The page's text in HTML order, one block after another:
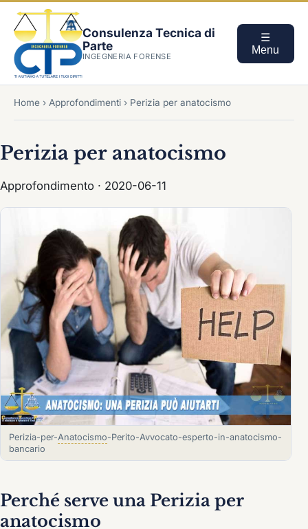
Consulenza Tecnica di
Parte
INGEGNERIA FORENSE
☰
Menu
Home › Approfondimenti › Perizia per anatocismo
Perizia per anatocismo
Approfondimento · 2020-06-11
Perizia-per-Anatocismo-Perito-Avvocato-esperto-in-anatocismo-
bancario
Perché serve una Perizia per
anatocismo